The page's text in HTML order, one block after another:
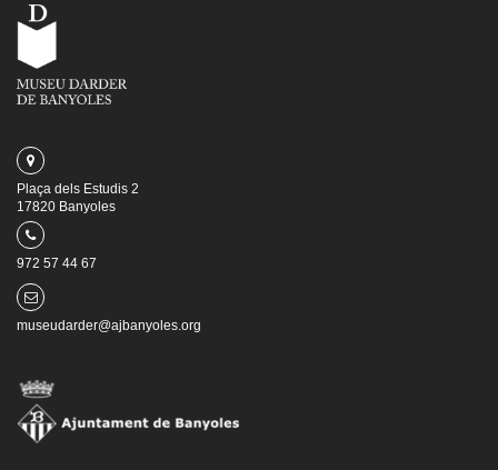
Plaça dels Estudis 2
17820 Banyoles
972 57 44 67
museudarder@ajbanyoles.org